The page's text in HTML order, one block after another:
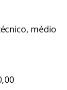
médio